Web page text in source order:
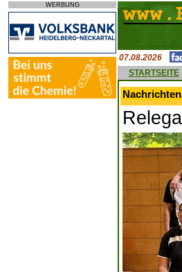
WERBUNG
07.08.2026
STARTSEITE